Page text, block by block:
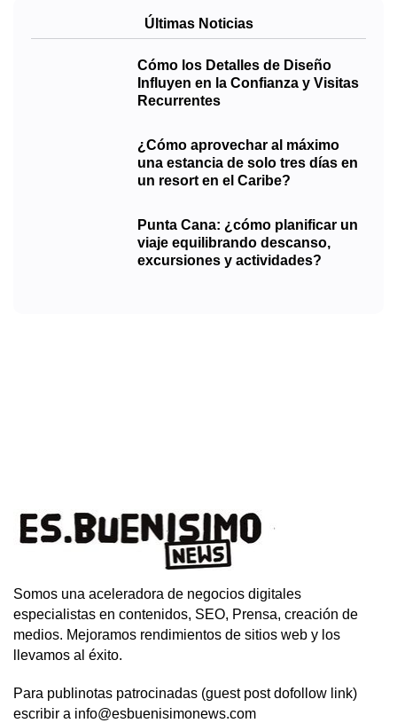
Últimas Noticias
Cómo los Detalles de Diseño
Influyen en la Confianza y Visitas
Recurrentes
¿Cómo aprovechar al máximo
una estancia de solo tres días en
un resort en el Caribe?
Punta Cana: ¿cómo planificar un
viaje equilibrando descanso,
excursiones y actividades?
Somos una aceleradora de negocios digitales
especialistas en contenidos, SEO, Prensa, creación de
medios. Mejoramos rendimientos de sitios web y los
llevamos al éxito.
Para publinotas patrocinadas (guest post dofollow link)
escribir a info@esbuenisimonews.com